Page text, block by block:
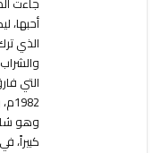
أحبها،
الذي
كبيراً،